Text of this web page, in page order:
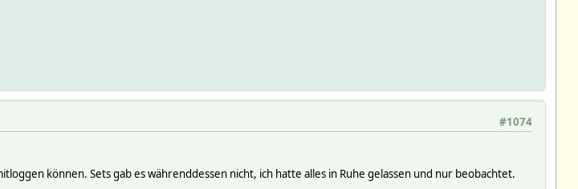
#1074
können. Sets gab es währenddessen nicht, ich hatte alles in Ruhe gelassen und nur beobachtet.